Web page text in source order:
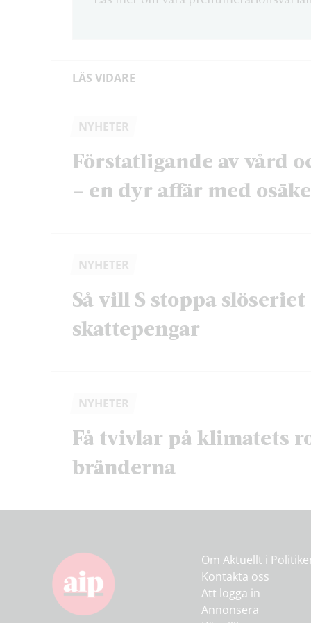
LÄS VIDARE
NYHETER
Förstatligande av vård
– en dyr affär med
NYHETER
Så vill S stoppa slöseriet
skattepengar
NYHETER
Få tvivlar på klimatets
bränderna
Om Aktuellt i
Kontakta oss
Att logga in
Annonsera